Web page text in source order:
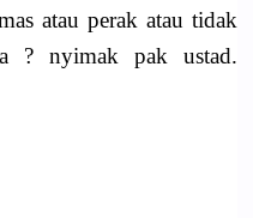
atau perak atau tidak
? nyimak pak ustad.